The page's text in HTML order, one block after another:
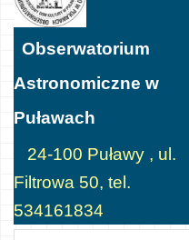
Obserwatorium
Astronomiczne w
Puławach
24-100 Puławy , ul.
Filtrowa 50, tel.
534161834